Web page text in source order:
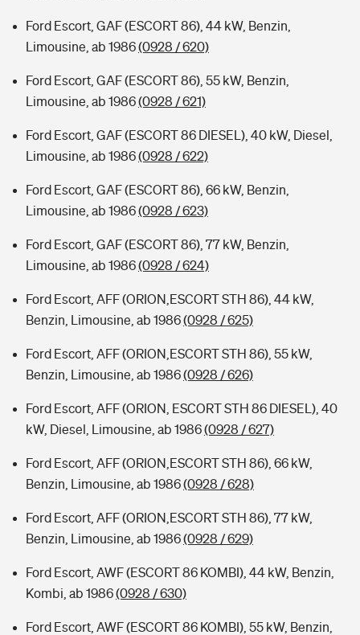
Ford Escort, GAF (ESCORT 86), 44 kW, Benzin,
Limousine, ab 1986(0928 / 620)
Ford Escort, GAF (ESCORT 86), 55 kW, Benzin,
Limousine, ab 1986(0928 / 621)
Ford Escort, GAF (ESCORT 86 DIESEL), 40 kW, Diesel,
Limousine, ab 1986(0928 / 622)
Ford Escort, GAF (ESCORT 86), 66 kW, Benzin,
Limousine, ab 1986(0928 / 623)
Ford Escort, GAF (ESCORT 86), 77 kW, Benzin,
Limousine, ab 1986(0928 / 624)
Ford Escort, AFF (ORION,ESCORT STH 86), 44 kW,
Benzin, Limousine, ab 1986(0928 / 625)
Ford Escort, AFF (ORION,ESCORT STH 86), 55 kW,
Benzin, Limousine, ab 1986(0928 / 626)
Ford Escort, AFF (ORION, ESCORT STH 86 DIESEL), 40
kW, Diesel, Limousine, ab 1986(0928 / 627)
Ford Escort, AFF (ORION,ESCORT STH 86), 66 kW,
Benzin, Limousine, ab 1986(0928 / 628)
Ford Escort, AFF (ORION,ESCORT STH 86), 77 kW,
Benzin, Limousine, ab 1986(0928 / 629)
Ford Escort, AWF (ESCORT 86 KOMBI), 44 kW, Benzin,
Kombi, ab 1986(0928 / 630)
Ford Escort, AWF (ESCORT 86 KOMBI), 55 kW, Benzin,